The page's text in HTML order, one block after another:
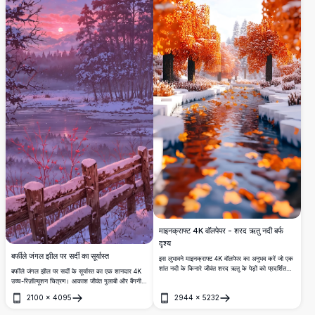
बर्फीले जंगल झील पर सर्दी का सूर्यास्त
बर्फीले जंगल झील पर सर्दी के सूर्यास्त का एक शानदार 4K
उच्च-रिज़ॉल्यूशन चित्रण। आकाश जीवंत गुलाबी और बैंगनी
रंगों से चमकता है, जो शांत पानी पर प्रतिबिंबित होता है। बर्फ
से ढके पेड़ और लकड़ी का बाड़ शांत परिदृश्य को枠 बनाते हैं,
2100 × 4095
खोलें
माइनक्राफ्ट 4K वॉलपेपर - शरद ऋतु नदी बर्फ
दृश्य
इस लुभावने माइनक्राफ्ट 4K वॉलपेपर का अनुभव करें जो एक
शांत नदी के किनारे जीवंत शरद ऋतु के पेड़ों को प्रदर्शित
के साथ एक जादुई मौसमी संक्रमण दृश्य बनाता है।
2944 × 5232
खोलें